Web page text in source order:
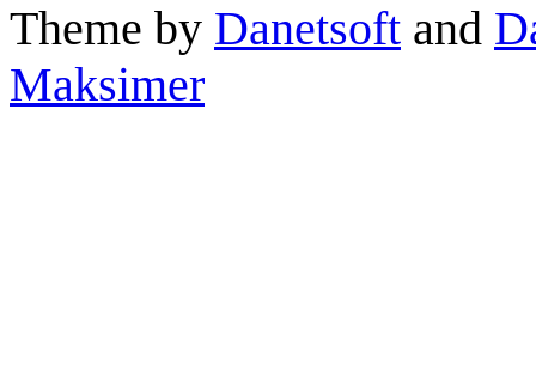
Theme by Danetsoft and
Maksimer